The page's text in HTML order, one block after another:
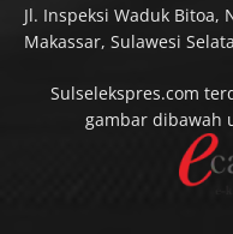
Jl. Inspeksi Waduk Bitoa,
Makassar, Sulawesi
Sulselekspres.com
gambar dibawah